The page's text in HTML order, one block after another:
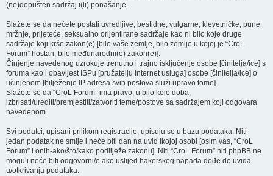
(ne)dopušten sadržaj i(li) ponašanje.
Slažete se da nećete postati uvredljive, bestidne, vulgarne, klevetničke, pune
mržnje, prijeteće, seksualno orijentirane sadržaje kao ni bilo koje druge
sadržaje koji krše zakon(e) [bilo vaše zemlje, bilo zemlje u kojoj je “CroL
Forum” hostan, bilo međunarodni(e) zakon(e)].
Činjenje navedenog uzrokuje trenutno i trajno isključenje osobe [činitelja/ice] s
foruma kao i obavijest ISPu [pružatelju Internet usluga] osobe [činitelja/ice] o
učinjenom [bilježenje IP adresa svih postova služi upravo tome].
Slažete se da “CroL Forum” ima pravo, u bilo koje doba,
izbrisati/urediti/premjestiti/zatvoriti teme/postove sa sadržajem koji odgovara
navedenom.
Svi podatci, upisani prilikom registracije, upisuju se u bazu podataka. Niti
jedan podatak ne smije i neće biti dan na uvid ikojoj osobi [osim vas, “CroL
Forum” i onih-ako/što/kako podliježe zakonu]. Niti “CroL Forum” niti phpBB ne
mogu i neće biti odgovorni/e ako uslijed hakerskog napada dođe do uvida
u/otkrivanja podataka.